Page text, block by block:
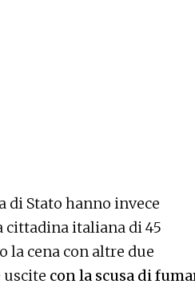
di Stato hanno invece
cittadina italiana di 45
la cena con altre due
uscite con la scusa di